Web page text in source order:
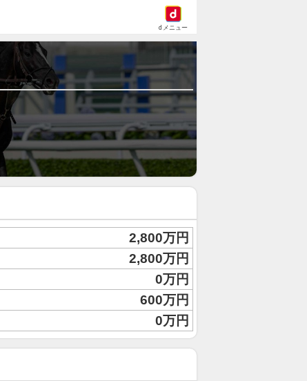
dメニュー
2,800万円
2,800万円
0万円
600万円
0万円